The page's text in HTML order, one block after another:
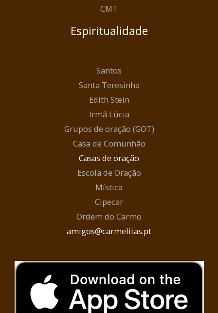
CMT
Espiritualidade
Santos
Santa Teresinha
Edith Stein
Irmã Lúcia
Grupos de oração (GOT)
Casa de Comunhão
Casas de oração
Escola de Oração
Mística
Cipecar
Ordem do Carmo
amigos@carmelitas.pt